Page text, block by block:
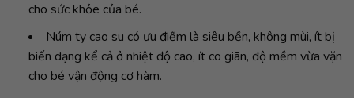
cho sức khỏe của bé.
Núm ty cao su có ưu điểm là siêu bền, không mùi, ít bị
biến dạng kể cả ở nhiệt độ cao, ít co giãn, độ mềm vừa vặn
cho bé vận động cơ hàm.